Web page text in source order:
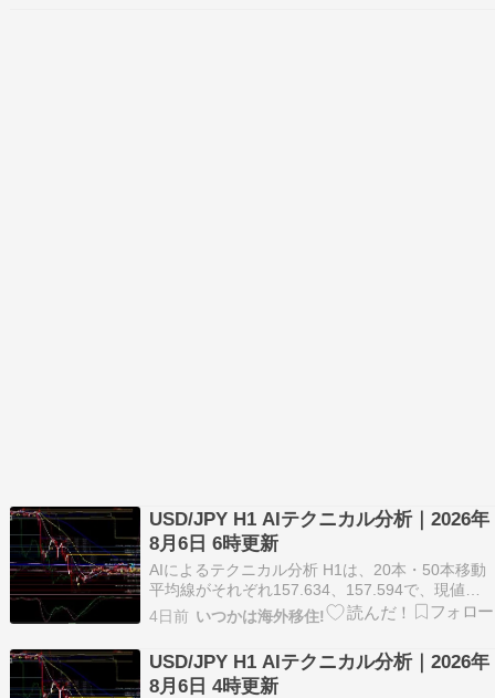
USD/JPY H1 AIテクニカル分析｜2026年
8月6日 6時更新
AIによるテクニカル分析 H1は、20本・50本移動
平均線がそれぞれ157.634、157.594で、現値
157.783付近は短期的に上回る一方、100本
157.998と200本160.738は上に離れており、中長
期はなお上値の重さが残ります。ADX(14)は
21.04へ上昇し…
4日前 いつかは海外移住!
USD/JPY H1 AIテクニカル分析｜2026年
8月6日 4時更新